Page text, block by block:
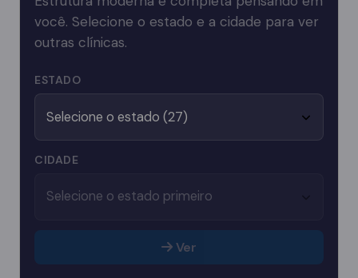
você. Selecione o estado e a cidade para ver
outras clínicas.
ESTADO
CIDADE
Ver